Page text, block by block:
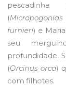
pescadinha
(
furnierí) e
seu
profundidade.
(Orcinus orca)
com filhotes.